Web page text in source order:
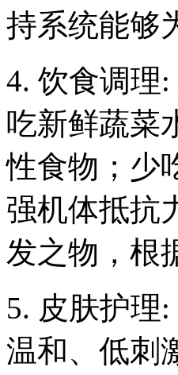
持系统能够
4. 饮食调理
吃新鲜蔬菜
性食物；少
强机体抵抗
发之物，根
5. 皮肤护理
温和、低刺